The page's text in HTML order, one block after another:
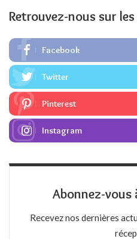
Retrouvez-nous sur
Facebook
Twitter
Pinterest
Instagram
Abonnez-vous
Recevez nos dernières